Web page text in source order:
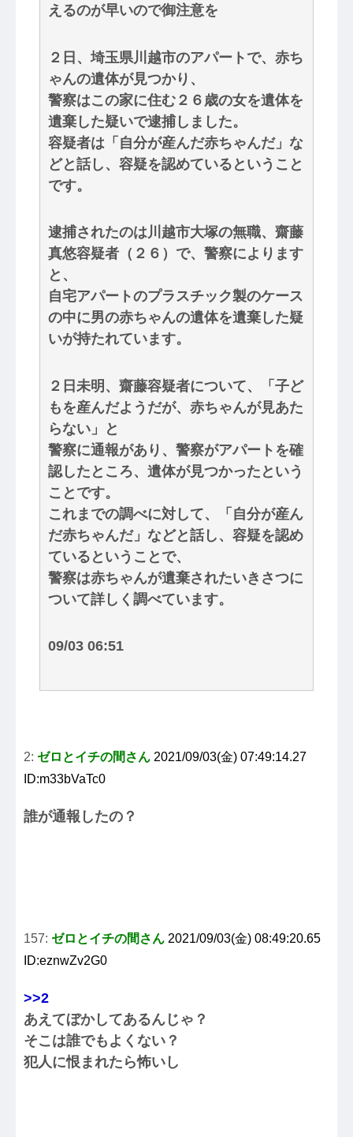
えるのが早いので御注意を
２日、埼玉県川越市のアパートで、赤ち
ゃんの遺体が見つかり、
警察はこの家に住む２６歳の女を遺体を
遺棄した疑いで逮捕しました。
容疑者は「自分が産んだ赤ちゃんだ」な
どと話し、容疑を認めているということ
です。
逮捕されたのは川越市大塚の無職、齋藤
真悠容疑者（２６）で、警察によります
と、
自宅アパートのプラスチック製のケース
の中に男の赤ちゃんの遺体を遺棄した疑
いが持たれています。
２日未明、齋藤容疑者について、「子ど
もを産んだようだが、赤ちゃんが見あた
らない」と
警察に通報があり、警察がアパートを確
認したところ、遺体が見つかったという
ことです。
これまでの調べに対して、「自分が産ん
だ赤ちゃんだ」などと話し、容疑を認め
ているということで、
警察は赤ちゃんが遺棄されたいきさつに
ついて詳しく調べています。
09/03 06:51
2: ゼロとイチの間さん 2021/09/03(金) 07:49:14.27
ID:m33bVaTc0
誰が通報したの？
157: ゼロとイチの間さん 2021/09/03(金) 08:49:20.65
ID:eznwZv2G0
>>2
あえてぼかしてあるんじゃ？
そこは誰でもよくない？
犯人に恨まれたら怖いし